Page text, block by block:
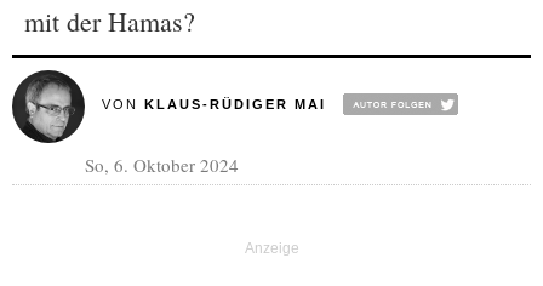
mit der Hamas?
VON KLAUS-RÜDIGER MAI
So, 6. Oktober 2024